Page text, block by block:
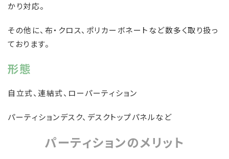
かり対応。
その他に、布・クロス、ポリカーボネートなど数多く取り扱っ
ております。
形態
自立式、連結式、ローパーティション
パーティションデスク、デスクトップパネルなど
パーティションのメリット